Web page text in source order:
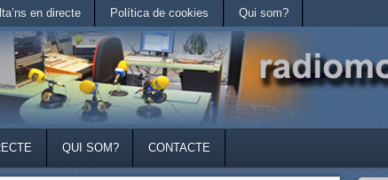
en directe Política de cookies Qui som?
QUI SOM? CONTACTE